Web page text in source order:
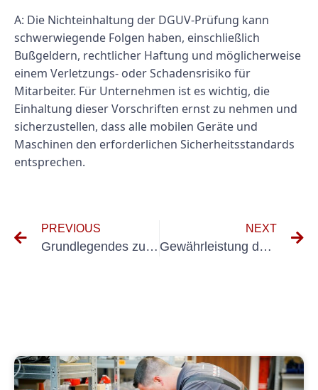
A: Die Nichteinhaltung der DGUV-Prüfung kann
schwerwiegende Folgen haben, einschließlich
Bußgeldern, rechtlicher Haftung und möglicherweise
einem Verletzungs- oder Schadensrisiko für
Mitarbeiter. Für Unternehmen ist es wichtig, die
Einhaltung dieser Vorschriften ernst zu nehmen und
sicherzustellen, dass alle mobilen Geräte und
Maschinen den erforderlichen Sicherheitsstandards
entsprechen.
PREVIOUS
Grundlegendes zu den Elektroprüfungsanforderungen für Feuerwehrausrüstung
NEXT
Gewährleistung der Sicherheit: Prüfung ortsfester Elektroinstallationen mit Spannungen bis 1 kV